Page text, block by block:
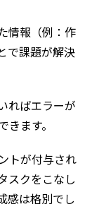
情報（例：作
で課題が解決
ればエラーが
ます。
トが付与され
スクをこなし
感は格別でし